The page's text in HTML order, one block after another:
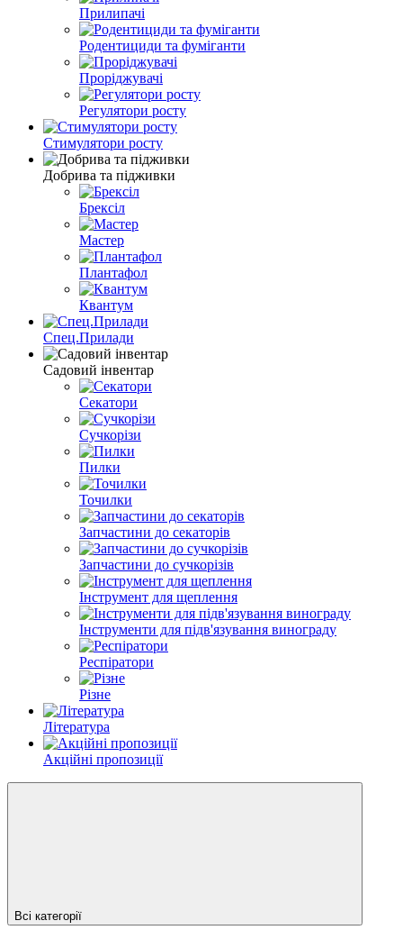
Прилипачі
Родентициди та фуміганти
Проріджувачі
Регулятори росту
Стимулятори росту
Добрива та підживки
Брексіл
Мастер
Плантафол
Квантум
Спец.Прилади
Садовий інвентар
Секатори
Сучкорізи
Пилки
Точилки
Запчастини до секаторів
Запчастини до сучкорізів
Інструмент для щеплення
Інструменти для підв'язування винограду
Респіратори
Різне
Література
Акційні пропозиції
Всі категорії